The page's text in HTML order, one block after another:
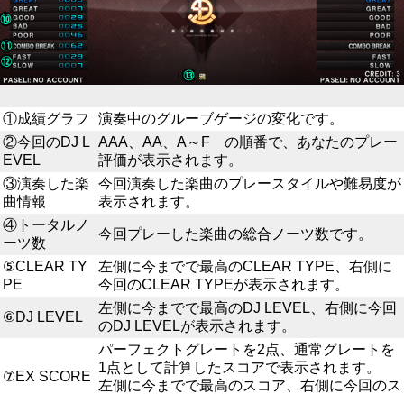
①成績グラフ
演奏中のグルーブゲージの変化です。
②今回のDJ L
EVEL
AAA、AA、A～F の順番で、あなたのプレー
評価が表示されます。
③演奏した楽
曲情報
今回演奏した楽曲のプレースタイルや難易度が
表示されます。
④トータルノ
ーツ数
今回プレーした楽曲の総合ノーツ数です。
⑤CLEAR TY
PE
左側に今までで最高のCLEAR TYPE、右側に
今回のCLEAR TYPEが表示されます。
⑥DJ LEVEL
左側に今までで最高のDJ LEVEL、右側に今回
のDJ LEVELが表示されます。
⑦EX SCORE
パーフェクトグレートを2点、通常グレートを
1点として計算したスコアで表示されます。
左側に今までで最高のスコア、右側に今回のス